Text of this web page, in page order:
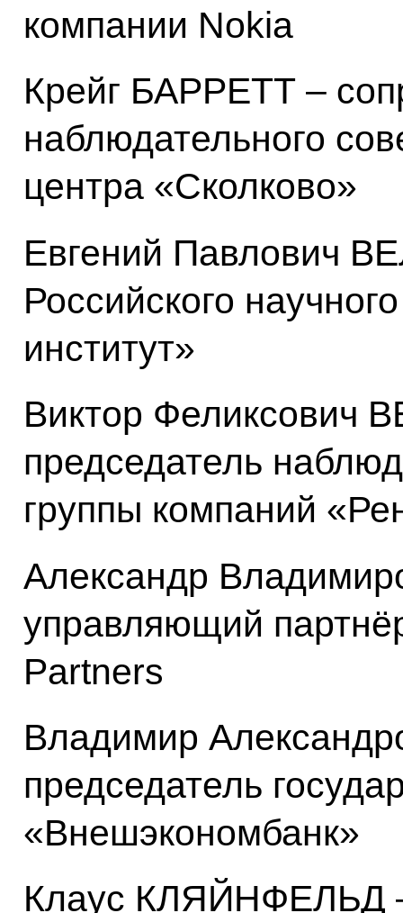
компании Nokia
Крейг БАРРЕТТ –
наблюдательного
центра «Сколково»
Евгений Павлович
Российского
институт»
Виктор Феликсович
председатель
группы компаний
Александр
управляющий
Partners
Владимир
председатель
«Внешэкономбанк»
Клаус КЛЯЙНФЕЛЬД